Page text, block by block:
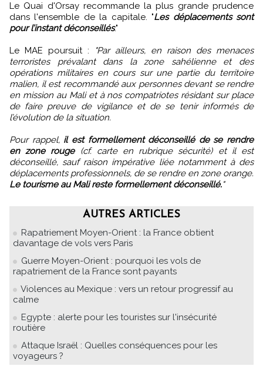
Le Quai d'Orsay recommande la plus grande prudence
dans l'ensemble de la capitale. "Les déplacements sont
pour l’instant déconseillés."
Le MAE poursuit :
"Par ailleurs, en raison des menaces
terroristes prévalant dans la zone sahélienne et des
opérations militaires en cours sur une partie du territoire
malien, il est recommandé aux personnes devant se rendre
en mission au Mali et à nos compatriotes résidant sur place
de faire preuve de vigilance et de se tenir informés de
l’évolution de la situation.
Pour rappel, il est formellement déconseillé de se rendre
en zone rouge(cf. carte en rubrique sécurité) et il est
déconseillé, sauf raison impérative liée notamment à des
déplacements professionnels, de se rendre en zone orange.
Le tourisme au Mali reste formellement déconseillé."
AUTRES ARTICLES
Rapatriement Moyen-Orient : la France obtient
davantage de vols vers Paris
Guerre Moyen-Orient : pourquoi les vols de
rapatriement de la France sont payants
Violences au Mexique : vers un retour progressif au
calme
Egypte : alerte pour les touristes sur l'insécurité
routière
Attaque Israël : Quelles conséquences pour les
voyageurs ?